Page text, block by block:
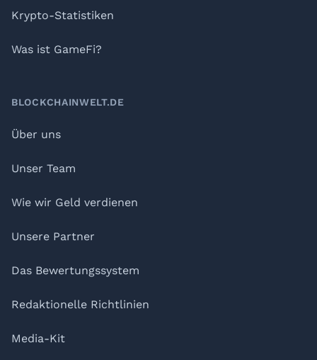
Krypto-Statistiken
Was ist GameFi?
BLOCKCHAINWELT.DE
Über uns
Unser Team
Wie wir Geld verdienen
Unsere Partner
Das Bewertungssystem
Redaktionelle Richtlinien
Media-Kit